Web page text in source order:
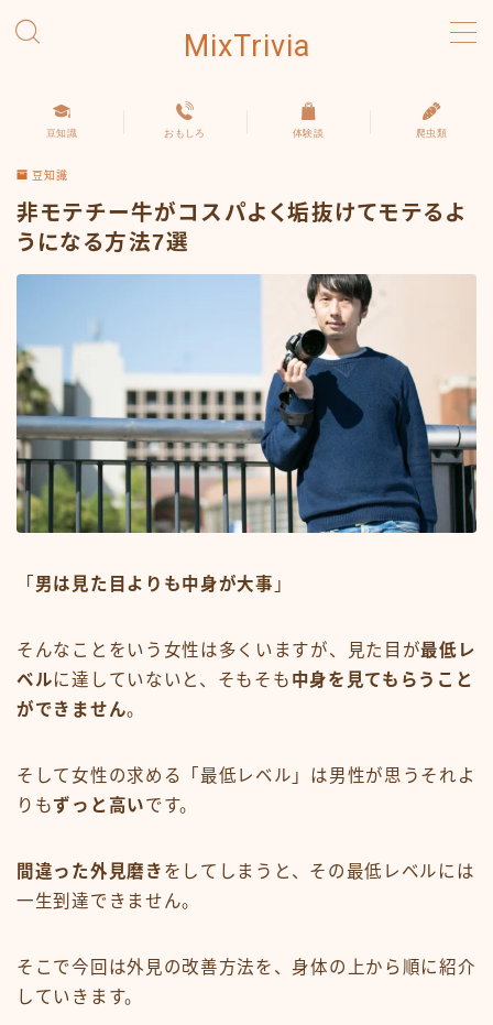
MixTrivia
おもしろ
体験談
豆知識 おもしろ 体験談 爬虫類
豆知識
非モテチー牛がコスパよく垢抜けてモテるよ
うになる方法7選
「 男は見た目よりも中身が大事 」
そんなことをいう女性は多くいますが、見た目が最低レ
ベルに達していないと、そもそも 中身を見てもらうこと
ができません。
そして女性の求める「最低レベル」は男性が思うそれよ
りもずっと高いです。
間違った外見磨き をしてしまうと、その最低レベルには
一生到達できません。
そこで今回は外見の改善方法を、身体の上から順に紹介
していきます。